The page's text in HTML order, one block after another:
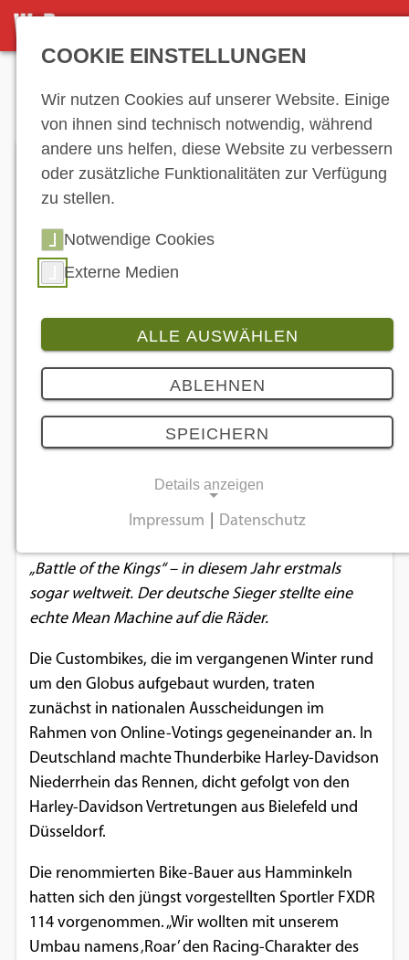
DETAILSEITE
2 Bilder
Thunderbike ist neuer deutscher
Custom King
01.03.2019
Jedes Jahr ruft Harley-Davidson seine Händler zu
„Battle of the Kings“ – in diesem Jahr erstmals
sogar weltweit. Der deutsche Sieger stellte eine
echte Mean Machine auf die Räder.
Die Custombikes, die im vergangenen Winter rund
um den Globus aufgebaut wurden, traten
zunächst in nationalen Ausscheidungen im
Rahmen von Online-Votings gegeneinander an. In
Deutschland machte Thunderbike Harley-Davidson
Niederrhein das Rennen, dicht gefolgt von den
Harley-Davidson Vertretungen aus Bielefeld und
Düsseldorf.
Die renommierten Bike-Bauer aus Hamminkeln
hatten sich den jüngst vorgestellten Sportler FXDR
114 vorgenommen. „Wir wollten mit unserem
Umbau namens ‚Roar’ den Racing-Charakter des
COOKIE EINSTELLUNGEN
Wir nutzen Cookies auf unserer Website. Einige
von ihnen sind technisch notwendig, während
andere uns helfen, diese Website zu verbessern
oder zusätzliche Funktionalitäten zur Verfügung
zu stellen.
Notwendige Cookies
Externe Medien
ALLE AUSWÄHLEN
ABLEHNEN
SPEICHERN
Details anzeigen
Notwendige Cookies ermöglichen
grundlegende Funktionen und sind für die
einwandfreie Funktion der Website
Einverständnis-Cookie
Name:
cookie_consent
Dieser Cookie speichert die ausgewählten
Einverständnis-Optionen des Benutzers
Cookie Laufzeit:
1 Jahr
Impressum Datenschutz